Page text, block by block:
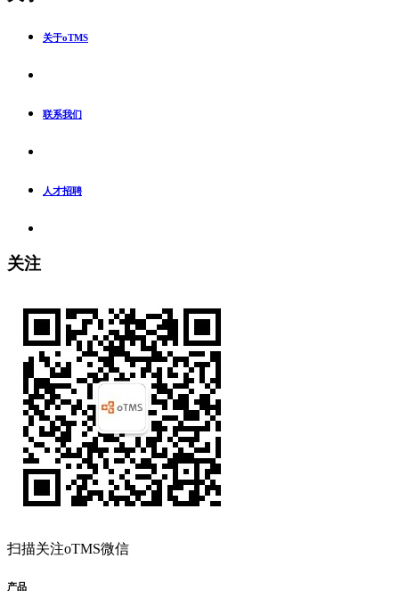
关于oTMS
联系我们
人才招聘
关注
扫描关注oTMS微信
产品